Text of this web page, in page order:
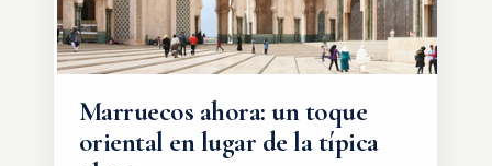
Marruecos ahora: un toque
oriental en lugar de la típica